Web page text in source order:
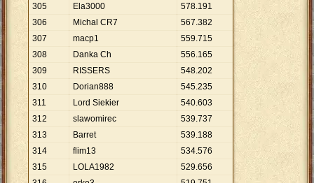
305
Ela3000 578.191
306
Michal CR7 567.382
307
macp1 559.715
308
Danka Ch 556.165
309
RISSERS 548.202
310
Dorian888 545.235
311
Lord Siekier 540.603
312
slawomirec 539.737
313
Barret 539.188
314
flim13 534.576
315
LOLA1982 529.656